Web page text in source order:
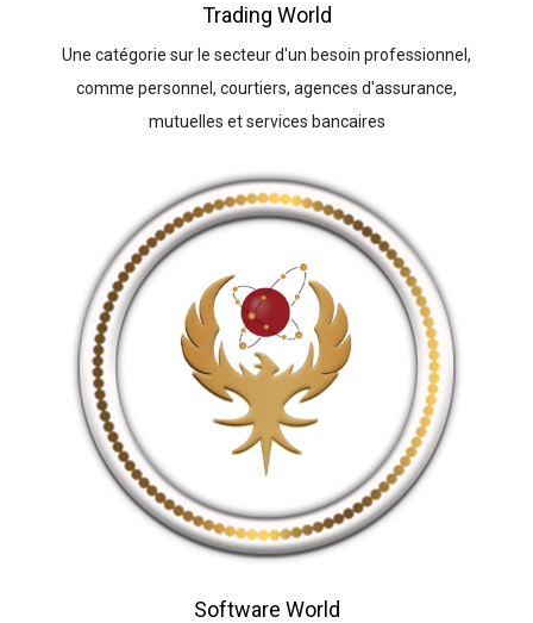
Trading World
Une catégorie sur le secteur d'un besoin professionnel,
comme personnel, courtiers, agences d'assurance,
mutuelles et services bancaires
Software World